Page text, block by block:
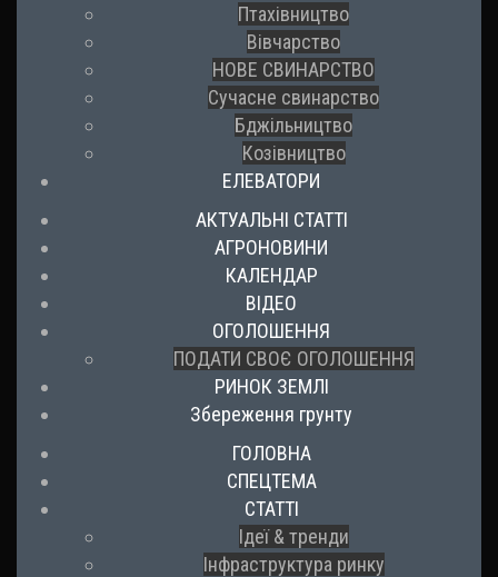
Птахівництво
Вівчарство
НОВЕ СВИНАРСТВО
Сучасне свинарство
Бджільництво
Козівництво
ЕЛЕВАТОРИ
АКТУАЛЬНІ СТАТТІ
АГРОНОВИНИ
КАЛЕНДАР
ВІДЕО
ОГОЛОШЕННЯ
ПОДАТИ СВОЄ ОГОЛОШЕННЯ
РИНОК ЗЕМЛІ
Збереження грунту
ГОЛОВНА
СПЕЦТЕМА
СТАТТІ
Ідеї & тренди
Інфраструктура ринку